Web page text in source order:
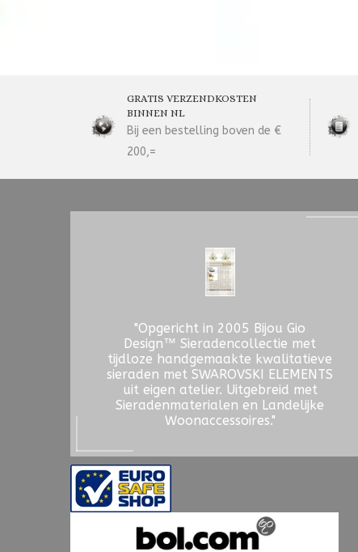
GRATIS VERZENDKOSTEN
BINNEN NL
Bij een bestelling boven de €
200,=
"Opgericht in 2005 Bijou Gio
Design™ Sieradencollectie met
tijdloze handgemaakte kwalitatieve
sieraden met SWAROVSKI ELEMENTS
uit eigen atelier. Uitgebreid met
Sieradenmaterialen en Landelijke
Woonaccessoires."